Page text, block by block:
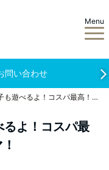
Menu
問い合わせ
知的・身体障害ある子も遊べるよ！コスパ最高！100円で買える光るコマ！
よ！コスパ最